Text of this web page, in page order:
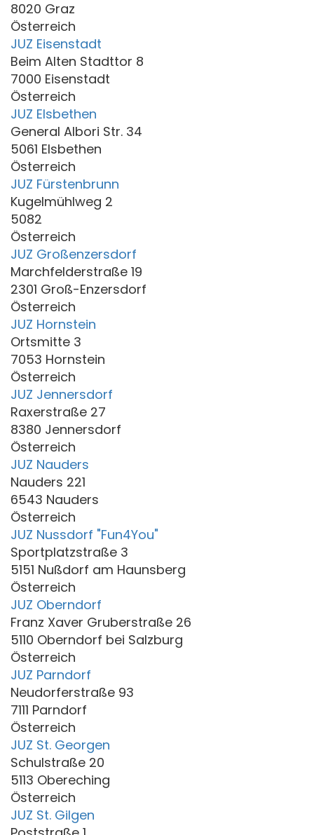
8020 Graz
Österreich
JUZ Eisenstadt
Beim Alten Stadttor 8
7000 Eisenstadt
Österreich
JUZ Elsbethen
General Albori Str. 34
5061 Elsbethen
Österreich
JUZ Fürstenbrunn
Kugelmühlweg 2
5082
Österreich
JUZ Großenzersdorf
Marchfelderstraße 19
2301 Groß-Enzersdorf
Österreich
JUZ Hornstein
Ortsmitte 3
7053 Hornstein
Österreich
JUZ Jennersdorf
Raxerstraße 27
8380 Jennersdorf
Österreich
JUZ Nauders
Nauders 221
6543 Nauders
Österreich
JUZ Nussdorf "Fun4You"
Sportplatzstraße 3
5151 Nußdorf am Haunsberg
Österreich
JUZ Oberndorf
Franz Xaver Gruberstraße 26
5110 Oberndorf bei Salzburg
Österreich
JUZ Parndorf
Neudorferstraße 93
7111 Parndorf
Österreich
JUZ St. Georgen
Schulstraße 20
5113 Obereching
Österreich
JUZ St. Gilgen